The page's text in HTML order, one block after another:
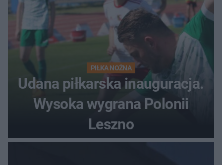
PIŁKA NOŻNA
Udana piłkarska inauguracja.
Wysoka wygrana Polonii
Leszno